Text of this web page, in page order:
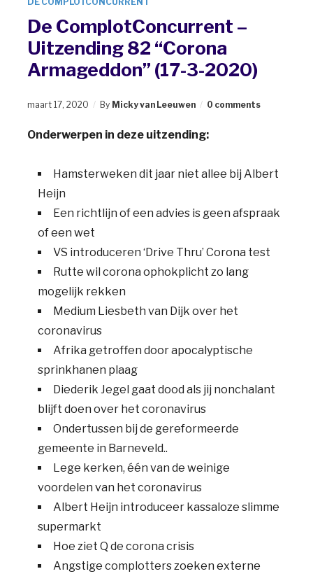
De ComplotConcurrent –
Uitzending 82 “Corona
Armageddon” (17-3-2020)
maart 17, 2020 By Micky van Leeuwen 0 comments
Onderwerpen in deze uitzending:
Hamsterweken dit jaar niet allee bij Albert
Heijn
Een richtlijn of een advies is geen afspraak
of een wet
VS introduceren ‘Drive Thru’ Corona test
Rutte wil corona ophokplicht zo lang
mogelijk rekken
Medium Liesbeth van Dijk over het
coronavirus
Afrika getroffen door apocalyptische
sprinkhanen plaag
Diederik Jegel gaat dood als jij nonchalant
blijft doen over het coronavirus
Ondertussen bij de gereformeerde
gemeente in Barneveld..
Lege kerken, één van de weinige
voordelen van het coronavirus
Albert Heijn introduceer kassaloze slimme
supermarkt
Hoe ziet Q de corona crisis
Angstige complotters zoeken externe